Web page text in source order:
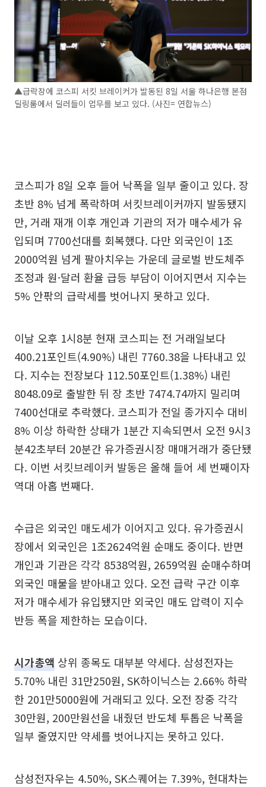
▲급락장에 코스피 서킷 브레이커가 발동된 8일 서울 하나은행 본점
딜링룸에서 딜러들이 업무를 보고 있다. (사진= 연합뉴스)
코스피가 8일 오후 들어 낙폭을 일부 줄이고 있다. 장
초반 8% 넘게 폭락하며 서킷브레이커까지 발동됐지
만, 거래 재개 이후 개인과 기관의 저가 매수세가 유
입되며 7700선대를 회복했다. 다만 외국인이 1조
2000억원 넘게 팔아치우는 가운데 글로벌 반도체주
조정과 원·달러 환율 급등 부담이 이어지면서 지수는
5% 안팎의 급락세를 벗어나지 못하고 있다.
이날 오후 1시8분 현재 코스피는 전 거래일보다
400.21포인트(4.90%) 내린 7760.38을 나타내고 있
다. 지수는 전장보다 112.50포인트(1.38%) 내린
8048.09로 출발한 뒤 장 초반 7474.74까지 밀리며
7400선대로 추락했다. 코스피가 전일 종가지수 대비
8% 이상 하락한 상태가 1분간 지속되면서 오전 9시3
분42초부터 20분간 유가증권시장 매매거래가 중단됐
다. 이번 서킷브레이커 발동은 올해 들어 세 번째이자
역대 아홉 번째다.
수급은 외국인 매도세가 이어지고 있다. 유가증권시
장에서 외국인은 1조2624억원 순매도 중이다. 반면
개인과 기관은 각각 8538억원, 2659억원 순매수하며
외국인 매물을 받아내고 있다. 오전 급락 구간 이후
저가 매수세가 유입됐지만 외국인 매도 압력이 지수
반등 폭을 제한하는 모습이다.
시가총액 상위 종목도 대부분 약세다. 삼성전자는
5.70% 내린 31만250원, SK하이닉스는 2.66% 하락
한 201만5000원에 거래되고 있다. 오전 장중 각각
30만원, 200만원선을 내줬던 반도체 투톱은 낙폭을
일부 줄였지만 약세를 벗어나지는 못하고 있다.
삼성전자우는 4.50%, SK스퀘어는 7.39%, 현대차는